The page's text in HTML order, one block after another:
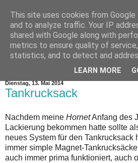
Dienstag, 13. Mai 2014
Tankrucksack
Nachdem meine HornetAnfang des
Lackierung bekommen hatte sollte
neues System für den Tankrucksack
immer simple Magnet-
auch immer prima funktioniert, auch
This site uses cookies from
and to analyze traffic. Your IP
shared with Google along with
metrics to ensure quality of
statistics, and to detect and
LEARN MORE